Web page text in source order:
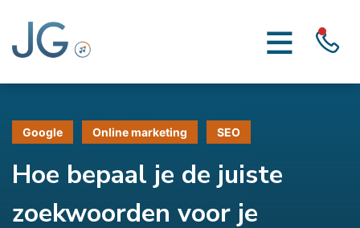
Google Online marketing SEO
Hoe bepaal je de juiste
zoekwoorden voor je